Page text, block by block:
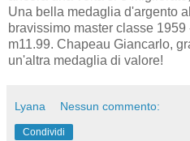
Una bella medaglia d'argento
bravissimo master classe
m11.99. Chapeau Giancarlo,
un'altra medaglia di valore!
Lyana Nessun commento:
Condividi